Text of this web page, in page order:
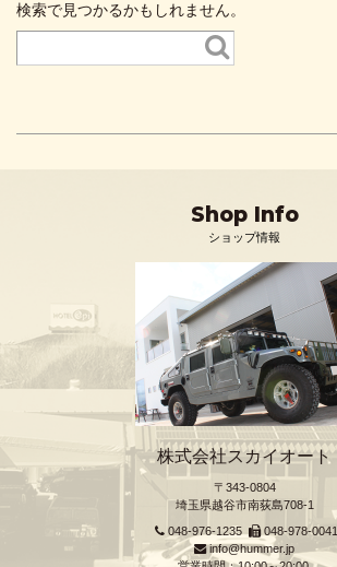
検索で見つかるかもしれません。
Shop Info
ショップ情報
株式会社スカイオート
〒343-0804
埼玉県越谷市南荻島708-1
048-976-1235
048-978-0041
info@hummer.jp